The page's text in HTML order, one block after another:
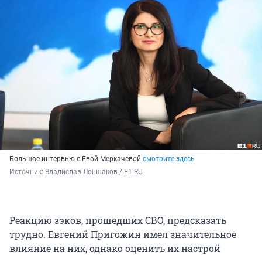
Большое интервью с Евой Меркачевой смотрите здесь
Источник: Владислав Лоншаков / E1.RU
Реакцию зэков, прошедших СВО, предсказать
трудно. Евгений Пригожин имел значительное
влияние на них, однако оценить их настрой